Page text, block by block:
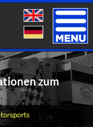
Toggle
zum